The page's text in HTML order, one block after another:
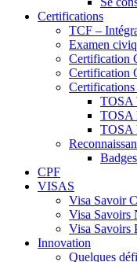
Certifications
TCF –
Examen
Certification
Certification
TOSA
TOSA
TOSA
CPF
VISAS
Visa Savoir
Visa Savoirs
Visa Savoirs
Innovation
Quelques